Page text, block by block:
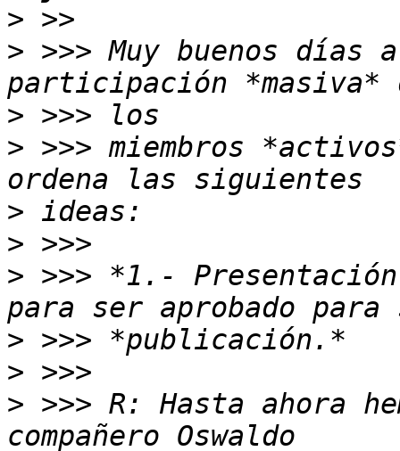
>
> >>> Muy buenos
>
> >>> miembros
>
>
> >>> *1.-
>
>
> >>> R: Hasta ahora